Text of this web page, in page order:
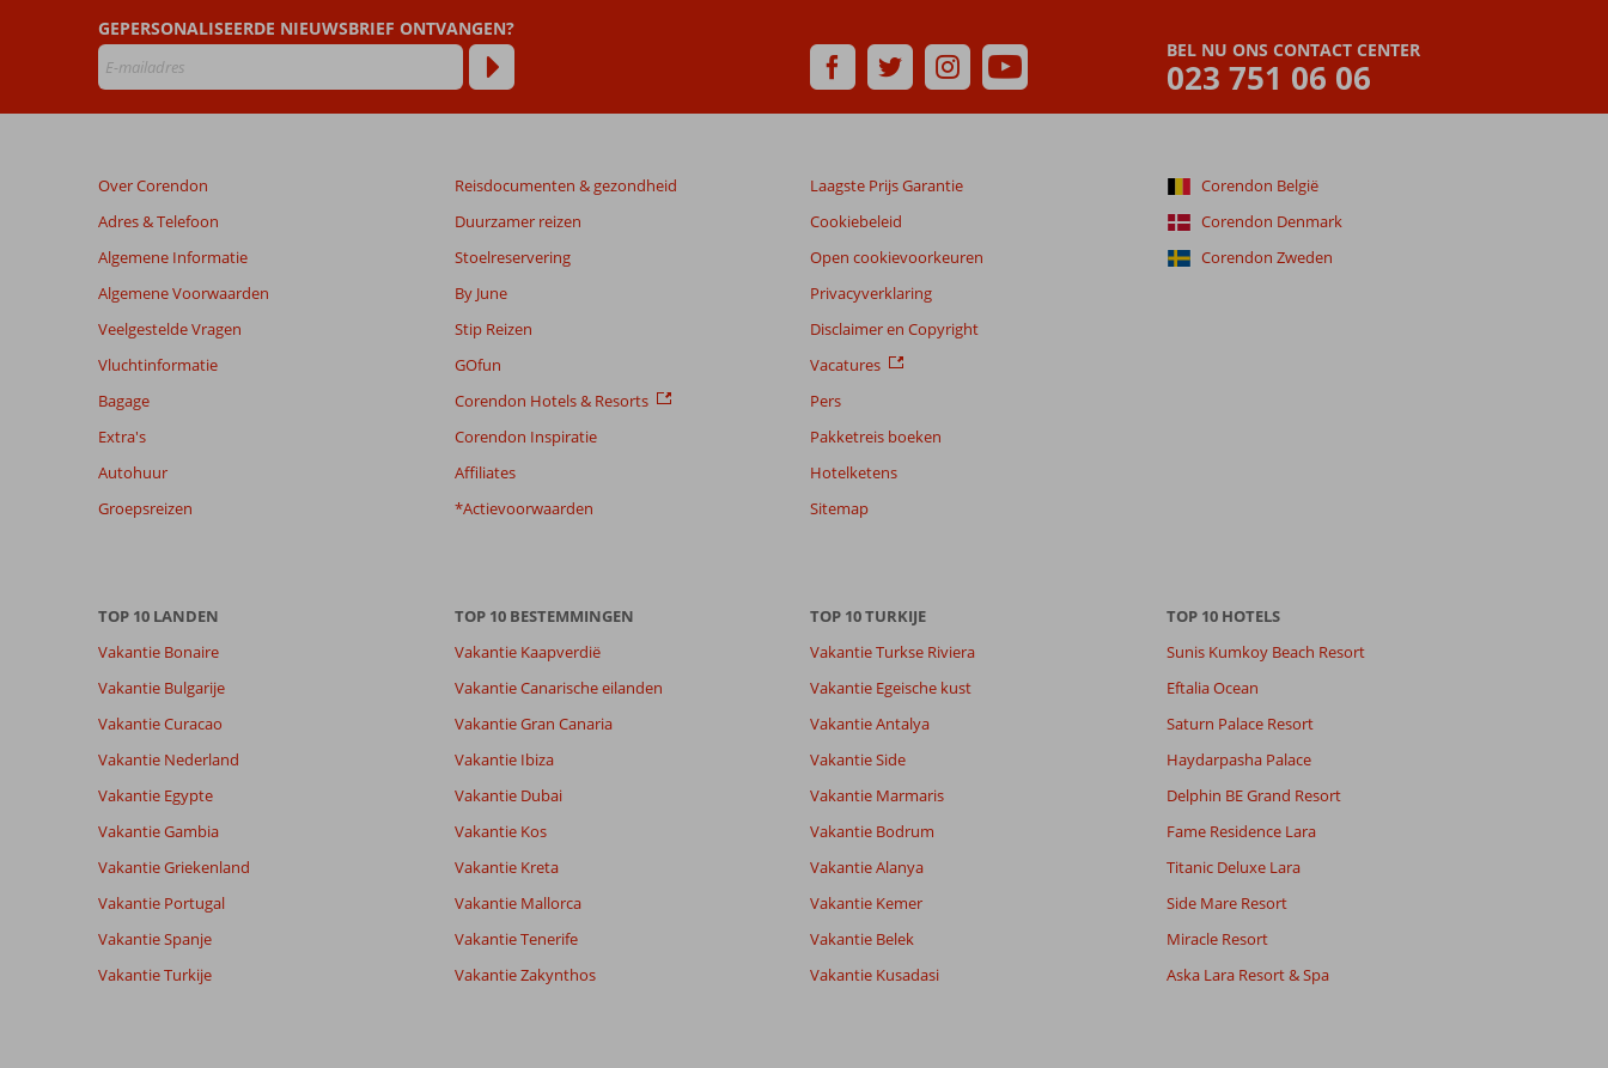
Beoordelingen
die
ouder
zijn
maanden
worden
niet
meer
weergegeven
om
de
relevantie
van
Meer
beoordelingen.
Totale score
Gebaseerd op:
beoordelingen
9,0
Uitstekend
Kamers
8,9
Kindvriendelijk
Ervaringen
van onze
klanten
Taal
Filter reisgezelschap
Sorteren op
7,0
BEL NU ONS CONTACT CENTER
023 751 06 06
GEPERSONALISEERDE NIEUWSBRIEF ONTVANGEN?
Over Corendon
Adres & Telefoon
Algemene Informatie
Algemene Voorwaarden
Veelgestelde Vragen
Vluchtinformatie
Bagage
Extra's
Autohuur
Groepsreizen
Reisdocumenten & gezondheid
Duurzamer reizen
Stoelreservering
By June
Stip Reizen
GOfun
Corendon Hotels & Resorts
Corendon Inspiratie
Affiliates
*Actievoorwaarden
Laagste Prijs Garantie
Cookiebeleid
Open cookievoorkeuren
Privacyverklaring
Disclaimer en Copyright
Vacatures
Pers
Pakketreis boeken
Hotelketens
Sitemap
Corendon België
Corendon Denmark
Corendon Zweden
TOP 10 LANDEN
Vakantie Bonaire
Vakantie Bulgarije
Vakantie Curacao
Vakantie Nederland
Vakantie Egypte
Vakantie Gambia
Vakantie Griekenland
Vakantie Portugal
Vakantie Spanje
Vakantie Turkije
TOP 10 BESTEMMINGEN
Vakantie Kaapverdië
Vakantie Canarische eilanden
Vakantie Gran Canaria
Vakantie Ibiza
Vakantie Dubai
Vakantie Kos
Vakantie Kreta
Vakantie Mallorca
Vakantie Tenerife
Vakantie Zakynthos
TOP 10 TURKIJE
Vakantie Turkse Riviera
Vakantie Egeische kust
Vakantie Antalya
Vakantie Side
Vakantie Marmaris
Vakantie Bodrum
Vakantie Alanya
Vakantie Kemer
Vakantie Belek
Vakantie Kusadasi
TOP 10 HOTELS
Sunis Kumkoy Beach Resort
Eftalia Ocean
Saturn Palace Resort
Haydarpasha Palace
Delphin BE Grand Resort
Fame Residence Lara
Titanic Deluxe Lara
Side Mare Resort
Miracle Resort
Aska Lara Resort & Spa